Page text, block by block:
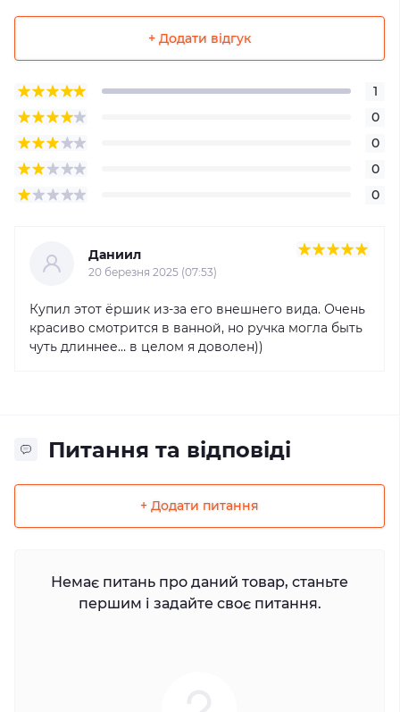
+ Додати відгук
1
0
0
0
0
Даниил
20 березня 2025 (07:53)
Купил этот ёршик из-за его внешнего вида. Очень
красиво смотрится в ванной, но ручка могла быть
чуть длиннее… в целом я доволен))
Питання та відповіді
+ Додати питання
Немає питань про даний товар, станьте
першим і задайте своє питання.